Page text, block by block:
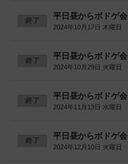
終了 平日昼からボドゲ会
2024年10月17日 木曜日
終了 平日昼からボドゲ会
2024年10月29日 火曜日
終了 平日昼からボドゲ会
2024年11月13日 水曜日
終了 平日昼からボドゲ会
2024年12月10日 火曜日